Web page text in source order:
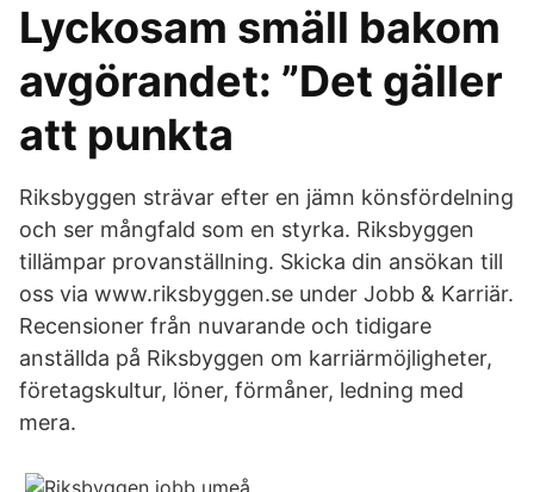
Lyckosam smäll bakom
avgörandet: ”Det gäller
att punkta
Riksbyggen strävar efter en jämn könsfördelning
och ser mångfald som en styrka. Riksbyggen
tillämpar provanställning. Skicka din ansökan till
oss via www.riksbyggen.se under Jobb & Karriär.
Recensioner från nuvarande och tidigare
anställda på Riksbyggen om karriärmöjligheter,
företagskultur, löner, förmåner, ledning med
mera.